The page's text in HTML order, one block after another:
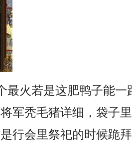
最火若是这肥鸭子能一
军秃毛猪详细，袋子
行会里祭祀的时候跪